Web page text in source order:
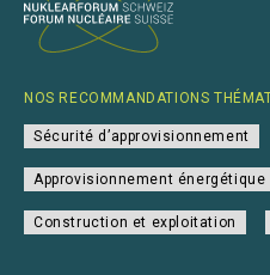
NOS RECOMMANDATIONS
Sécurité d’approvisionnement
Approvisionnement énergétique
Construction et exploitation